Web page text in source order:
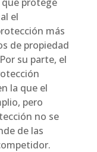
el
más
de propiedad
su parte, el
la que el
pero
no se
de las